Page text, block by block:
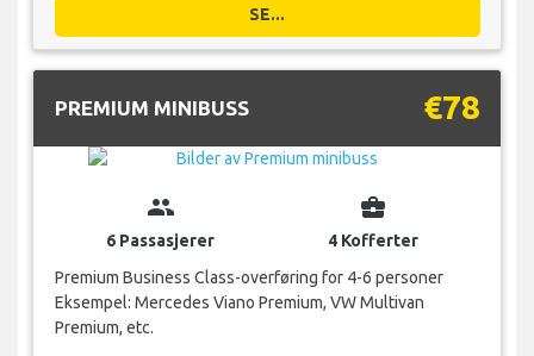
SE...
PREMIUM MINIBUSS €78
group
6 Passasjerer
business_center
4 Kofferter
Premium Business Class-overføring for 4-6 personer
Eksempel: Mercedes Viano Premium, VW Multivan
Premium, etc.